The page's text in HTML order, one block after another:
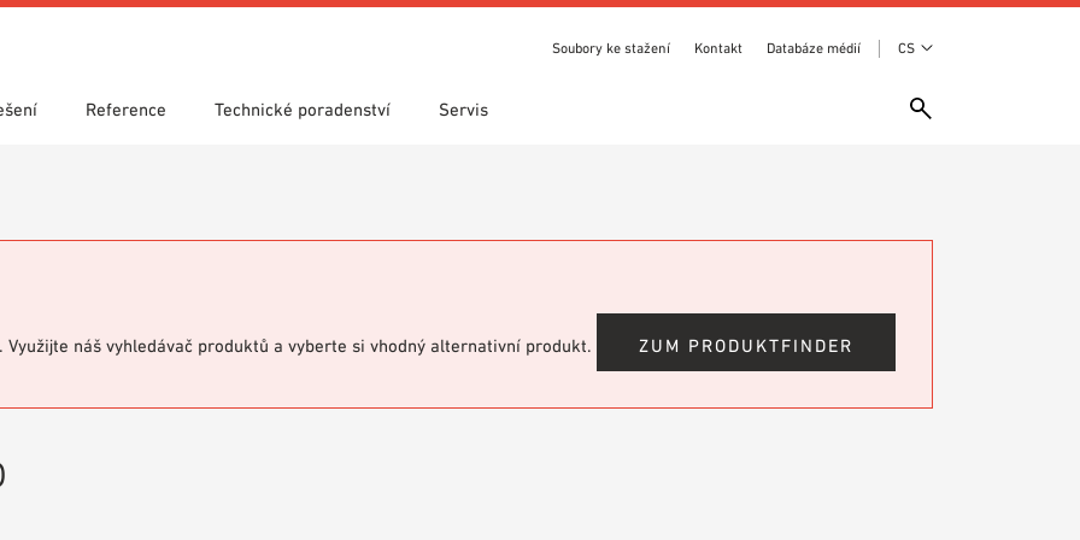
Soubory ke stažení Kontakt Databáze médií CS
Reference Technické poradenství Servis
náš vyhledávač produktů a vyberte si vhodný alternativní produkt. ZUM PRODUKTFINDER